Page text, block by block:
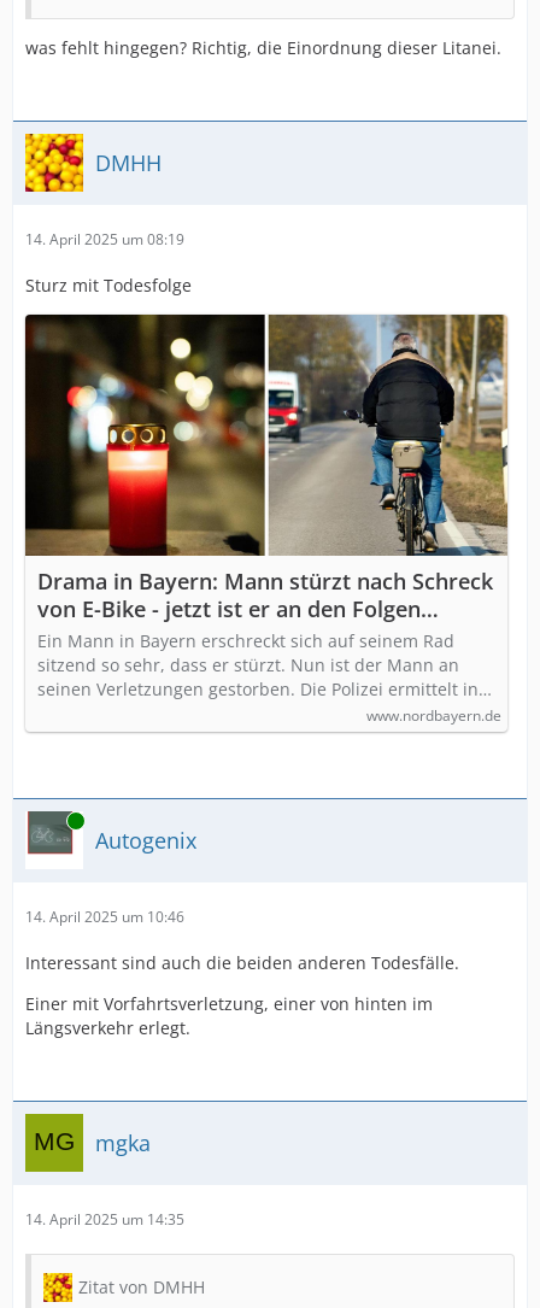
was fehlt hingegen? Richtig, die Einordnung dieser Litanei.
DMHH
14. April 2025 um 08:19
Sturz mit Todesfolge
Drama in Bayern: Mann stürzt nach Schreck
von E-Bike - jetzt ist er an den Folgen
verstorben
Ein Mann in Bayern erschreckt sich auf seinem Rad
sitzend so sehr, dass er stürzt. Nun ist der Mann an
seinen Verletzungen gestorben. Die Polizei ermittelt in…
www.nordbayern.de
Online
Autogenix
14. April 2025 um 10:46
Interessant sind auch die beiden anderen Todesfälle.
Einer mit Vorfahrtsverletzung, einer von hinten im
Längsverkehr erlegt.
mgka
14. April 2025 um 14:35
Zitat von DMHH